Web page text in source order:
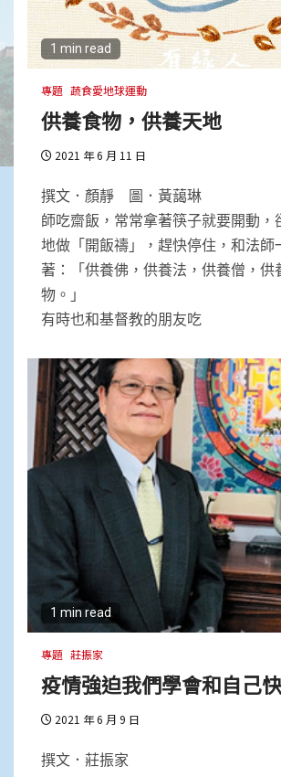
1
心和平，才有真正的生
要把心醫好，就要離相
在覺性上無一立錐之地
1 min read
專題 蔬食愛地球運動
供養食物，供養天地
2021 年 6 月 11 日
撰文．顏靜 圖．黃藹琳
師吃齋飯，常常拿著筷子就要開動，
地做「開飯禱」，趕快停住，和法師
著：「供養佛，供養法，供養僧，供
物。」
有時也和基督教的朋友吃
1 min read
專題 莊振家
疫情強迫我們學會和自己
2021 年 6 月 9 日
撰文．莊振家